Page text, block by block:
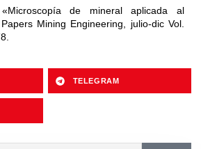
de mineral aplicada al
Mining Engineering, julio-dic Vol.
TELEGRAM